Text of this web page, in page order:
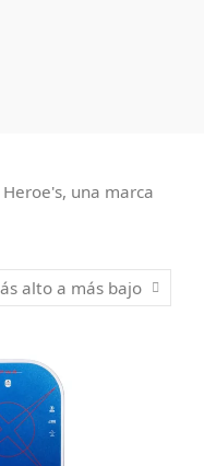
una marca
alto a más bajo